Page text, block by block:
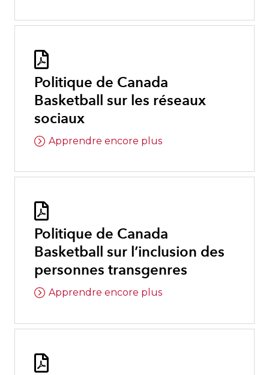

Politique de Canada
Basketball sur les réseaux
sociaux
Apprendre encore plus

Politique de Canada
Basketball sur l’inclusion des
personnes transgenres
Apprendre encore plus
